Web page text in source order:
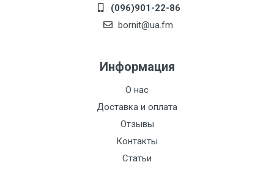
(096)901-22-86
bornit@ua.fm
Информация
О нас
Доставка и оплата
Отзывы
Контакты
Статьи